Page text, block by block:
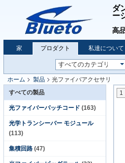
ダ
ー
高
家 プロダクト 私達について
ホーム 製品
光ファイバアクセサリ
すべての製品
光ファイバーパッチコード (163)
光学トランシーバー モジュール
(113)
集積回路 (47)
1